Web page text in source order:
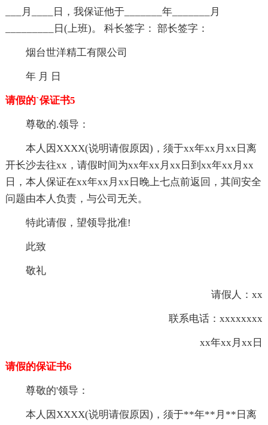
___月____日，我保证他于_______年_______月
_________日(上班)。 科长签字： 部长签字：
烟台世洋精工有限公司
年 月 日
请假的`保证书5
尊敬的.领导：
本人因XXXX(说明请假原因)，须于xx年xx月xx日离
开长沙去往xx，请假时间为xx年xx月xx日到xx年xx月xx
日，本人保证在xx年xx月xx日晚上七点前返回，其间安全
问题由本人负责，与公司无关。
特此请假，望领导批准!
此致
敬礼
请假人：xx
联系电话：xxxxxxxx
xx年xx月xx日
请假的保证书6
尊敬的'领导：
本人因XXXX(说明请假原因)，须于**年**月**日离